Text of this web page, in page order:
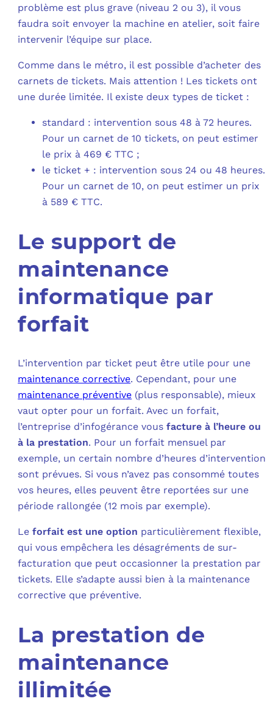
problème est plus grave (niveau 2 ou 3), il vous
faudra soit envoyer la machine en atelier, soit faire
intervenir l’équipe sur place.
Comme dans le métro, il est possible d’acheter des
carnets de tickets. Mais attention ! Les tickets ont
une durée limitée. Il existe deux types de ticket :
standard : intervention sous 48 à 72 heures.
Pour un carnet de 10 tickets, on peut estimer
le prix à 469 € TTC ;
le ticket + : intervention sous 24 ou 48 heures.
Pour un carnet de 10, on peut estimer un prix
à 589 € TTC.
Le support de
maintenance
informatique par
forfait
L’intervention par ticket peut être utile pour une
maintenance corrective. Cependant, pour une
maintenance préventive (plus responsable), mieux
vaut opter pour un forfait. Avec un forfait,
l’entreprise d’infogérance vousfacture à l’heure ou
à la prestation. Pour un forfait mensuel par
exemple, un certain nombre d’heures d’intervention
sont prévues. Si vous n’avez pas consommé toutes
vos heures, elles peuvent être reportées sur une
période rallongée (12 mois par exemple).
Leforfait est une option particulièrement flexible,
qui vous empêchera les désagréments de sur-
facturation que peut occasionner la prestation par
tickets. Elle s’adapte aussi bien à la maintenance
corrective que préventive.
La prestation de
maintenance
illimitée